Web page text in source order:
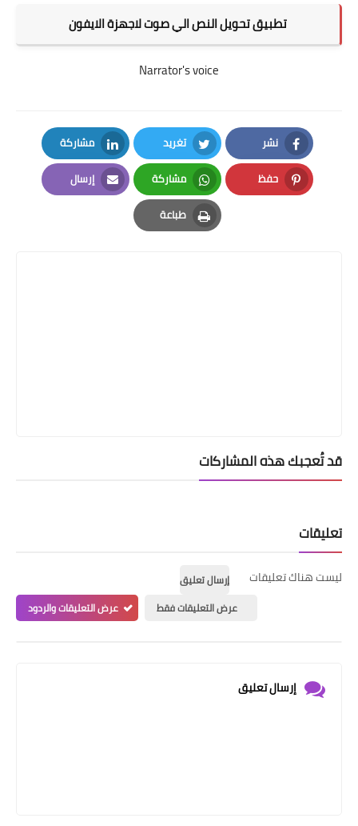
تطبيق تحويل النص الي صوت لاجهزة الايفون
Narrator's voice
نشر
Facebook
تغريد
Twitter
مشاركة
LinkedIn
حفظ
Pinterest
مشاركة
Whatsapp
إرسال
Email
طباعة
Print
قد تُعجبك هذه المشاركات
تعليقات
ليست هناك تعليقات
إرسال تعليق
عرض التعليقات فقط
عرض التعليقات والردود
إرسال تعليق